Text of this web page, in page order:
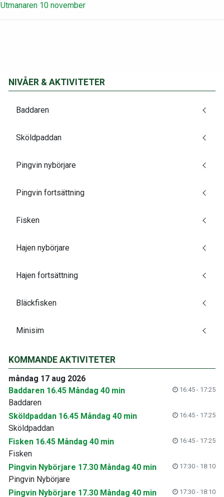
Utmanaren 10 november
NIVÅER & AKTIVITETER
Baddaren
Sköldpaddan
Pingvin nybörjare
Pingvin fortsättning
Fisken
Hajen nybörjare
Hajen fortsättning
Bläckfisken
Minisim
KOMMANDE AKTIVITETER
måndag 17 aug 2026
Baddaren 16.45 Måndag 40 min
16:45 - 17:25
Baddaren
Sköldpaddan 16.45 Måndag 40 min
16:45 - 17:25
Sköldpaddan
Fisken 16.45 Måndag 40 min
16:45 - 17:25
Fisken
Pingvin Nybörjare 17.30 Måndag 40 min
17:30 - 18:10
Pingvin Nybörjare
Pingvin Nybörjare 17.30 Måndag 40 min
17:30 - 18:10